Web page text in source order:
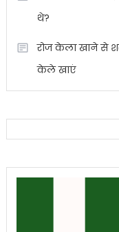
थे?
रोज केला खाने से
केले खाएं